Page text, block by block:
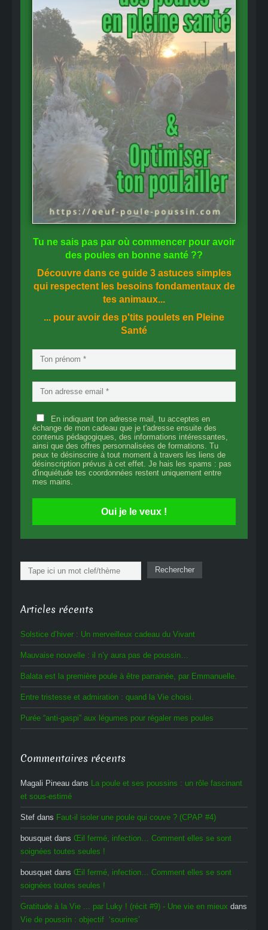
Tu ne sais pas par où commencer pour avoir
des poules en bonne santé ??
Découvre dans ce guide 3 astuces simples
qui respectent les besoins fondamentaux de
tes animaux...
... pour avoir des p'tits poulets en Pleine
Santé
En indiquant ton adresse mail, tu acceptes en
échange de mon cadeau que je t'adresse ensuite des
contenus pédagogiques, des informations intéressantes,
ainsi que des offres personnalisées de formations. Tu
peux te désinscrire à tout moment à travers les liens de
désinscription prévus à cet effet. Je hais les spams : pas
d'inquiétude tes coordonnées restent uniquement entre
mes mains.
Oui je le veux !
Rechercher Rechercher
Articles récents
Solstice d’hiver : Un merveilleux cadeau du Vivant
Mauvaise nouvelle : il n’y aura pas de poussin…
Balata est la première poule à être parrainée, par Emmanuelle.
Entre tristesse et admiration : quand la Vie choisi.
Purée “anti-gaspi” aux légumes pour régaler mes poules
Commentaires récents
Magali Pineau dans La poule et ses poussins : un rôle fascinant
et sous-estimé
Stef dans Faut-il isoler une poule qui couve ? (CPAP #4)
bousquet dans Œil fermé, infection… Comment elles se sont
soignées toutes seules !
bousquet dans Œil fermé, infection… Comment elles se sont
soignées toutes seules !
Gratitude à la Vie ... par Luky ! (récit #9) - Une vie en mieux dans
Vie de poussin : objectif ‘sourires’